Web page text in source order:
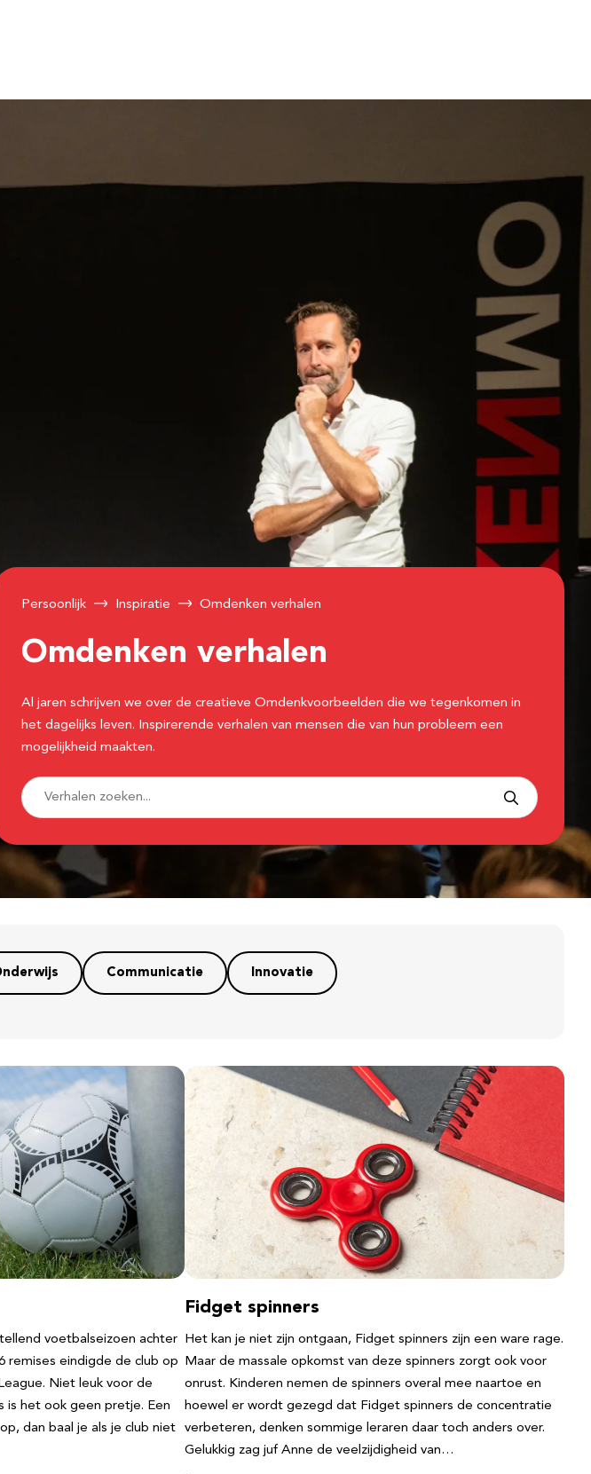
Persoonlijk Inspiratie Omdenken verhalen
Omdenken verhalen
Al jaren schrijven we over de creatieve Omdenkvoorbeelden die we tegenkomen in
het dagelijks leven. Inspirerende verhalen van mensen die van hun probleem een
mogelijkheid maakten.
Communicatie Innovatie
voetbalseizoen achter
remises eindigde de club op
Niet leuk voor de
is het ook geen pretje. Een
dan baal je als je club niet
Fidget spinners
Het kan je niet zijn ontgaan, Fidget spinners zijn een ware rage.
Maar de massale opkomst van deze spinners zorgt ook voor
onrust. Kinderen nemen de spinners overal mee naartoe en
hoewel er wordt gezegd dat Fidget spinners de concentratie
verbeteren, denken sommige leraren daar toch anders over.
Gelukkig zag juf Anne de veelzijdigheid van…